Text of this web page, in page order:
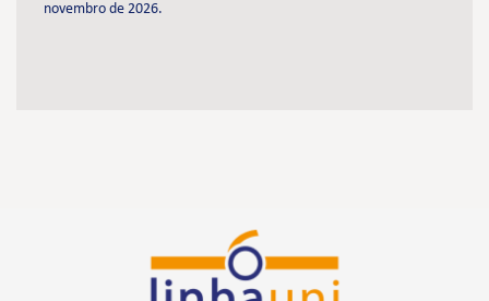
novembro de 2026.